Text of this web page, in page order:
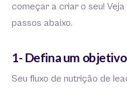
começar a criar o seu!
passos abaixo.
1- Defina um objetivo
Seu fluxo de nutrição de